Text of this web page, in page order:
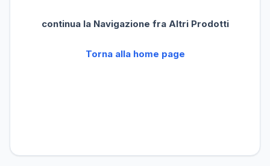
continua la Navigazione fra Altri Prodotti
Torna alla home page